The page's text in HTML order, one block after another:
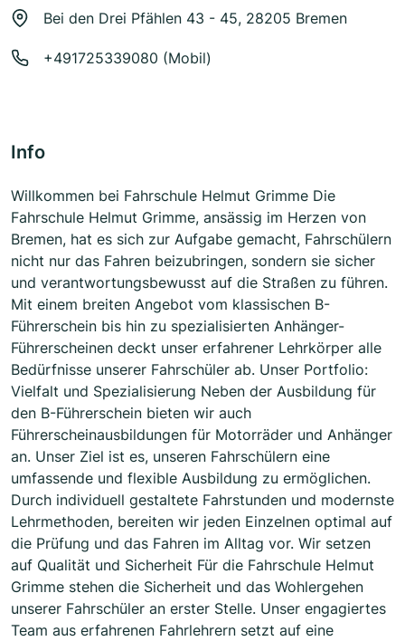
Bei den Drei Pfählen 43 - 45, 28205 Bremen
+491725339080 (Mobil)
Info
Willkommen bei Fahrschule Helmut Grimme Die
Fahrschule Helmut Grimme, ansässig im Herzen von
Bremen, hat es sich zur Aufgabe gemacht, Fahrschülern
nicht nur das Fahren beizubringen, sondern sie sicher
und verantwortungsbewusst auf die Straßen zu führen.
Mit einem breiten Angebot vom klassischen B-
Führerschein bis hin zu spezialisierten Anhänger-
Führerscheinen deckt unser erfahrener Lehrkörper alle
Bedürfnisse unserer Fahrschüler ab. Unser Portfolio:
Vielfalt und Spezialisierung Neben der Ausbildung für
den B-Führerschein bieten wir auch
Führerscheinausbildungen für Motorräder und Anhänger
an. Unser Ziel ist es, unseren Fahrschülern eine
umfassende und flexible Ausbildung zu ermöglichen.
Durch individuell gestaltete Fahrstunden und modernste
Lehrmethoden, bereiten wir jeden Einzelnen optimal auf
die Prüfung und das Fahren im Alltag vor. Wir setzen
auf Qualität und Sicherheit Für die Fahrschule Helmut
Grimme stehen die Sicherheit und das Wohlergehen
unserer Fahrschüler an erster Stelle. Unser engagiertes
Team aus erfahrenen Fahrlehrern setzt auf eine